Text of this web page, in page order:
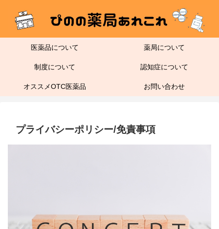
医薬品について 薬局について
制度について 認知症について
オススメOTC医薬品 お問い合わせ
プライバシーポリシー/免責事項